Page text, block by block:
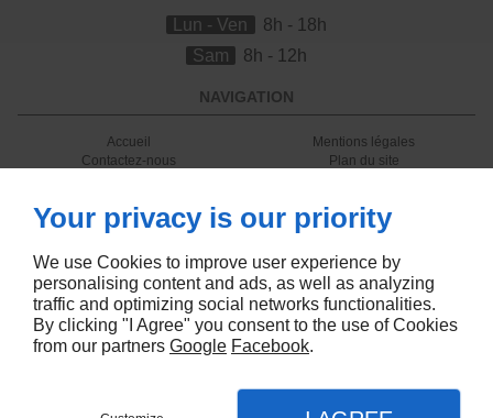
Lun - Ven
8h - 18h
Sam
8h - 12h
NAVIGATION
Accueil
Contactez-nous
Mentions légales
Plan du site
Your privacy is our priority
We use Cookies to improve user experience by
personalising content and ads, as well as analyzing
traffic and optimizing social networks functionalities.
By clicking "I Agree" you consent to the use of Cookies
from our partners Google Facebook.